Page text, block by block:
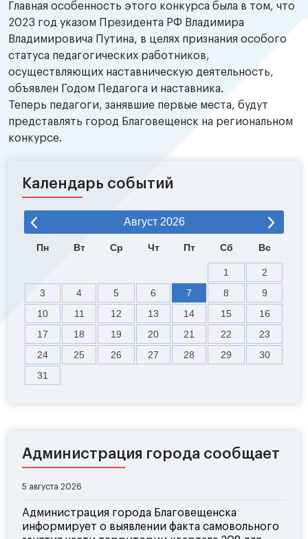
Главная особенность этого конкурса была в том, что
2023 год указом Президента РФ Владимира
Владимировича Путина, в целях признания особого
статуса педагогических работников,
осуществляющих наставническую деятельность,
объявлен Годом Педагога и наставника.
Теперь педагоги, занявшие первые места, будут
представлять город Благовещенск на региональном
конкурсе.
Календарь событий
Август 2026
Пн Вт Ср Чт Пт Сб Вс
1
2
3
4 5 6 7 8
9
10
11 12 13 14 15
16
17
18 19 20 21 22
23
24
25 26 27 28 29
30
31
Администрация города сообщает
5 августа 2026
Администрация города Благовещенска
информирует о выявлении факта самовольного